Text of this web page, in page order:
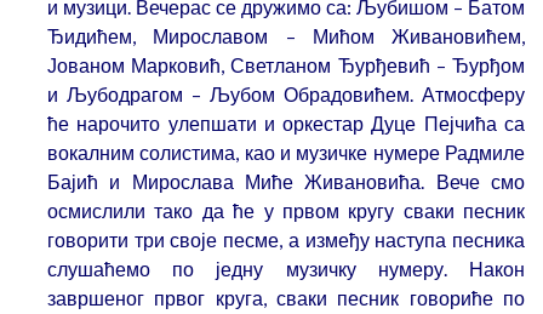
и музици. Вечерас се дружимо са: Љубишом – Батом
Ђидићем, Мирославом – Мићом Живановићем,
Јованом Марковић, Светланом Ђурђевић – Ђурђом
и Љубодрагом – Љубом Обрадовићем. Атмосферу
ће нарочито улепшати и оркестар Дуце Пејчића са
вокалним солистима, као и музичке нумере Радмиле
Бајић и Мирослава Миће Живановића. Вече смо
осмислили тако да ће у првом кругу сваки песник
говорити три своје песме, а између наступа песника
слушаћемо по једну музичку нумеру. Након
завршеног првог круга, сваки песник говориће по